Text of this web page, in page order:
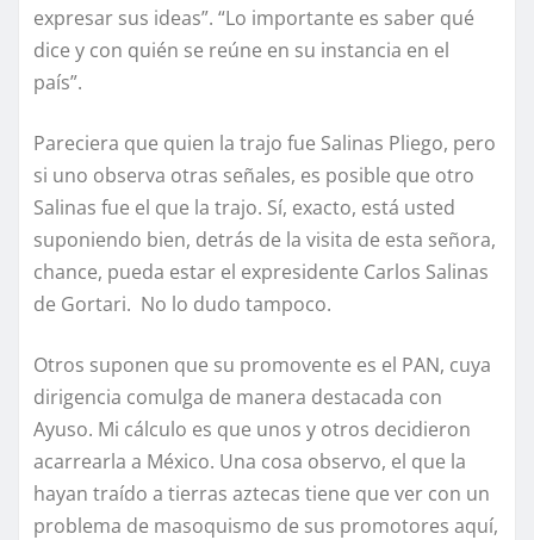
expresar sus ideas”. “Lo importante es saber qué
dice y con quién se reúne en su instancia en el
país”.
Pareciera que quien la trajo fue Salinas Pliego, pero
si uno observa otras señales, es posible que otro
Salinas fue el que la trajo. Sí, exacto, está usted
suponiendo bien, detrás de la visita de esta señora,
chance, pueda estar el expresidente Carlos Salinas
de Gortari. No lo dudo tampoco.
Otros suponen que su promovente es el PAN, cuya
dirigencia comulga de manera destacada con
Ayuso. Mi cálculo es que unos y otros decidieron
acarrearla a México. Una cosa observo, el que la
hayan traído a tierras aztecas tiene que ver con un
problema de masoquismo de sus promotores aquí,